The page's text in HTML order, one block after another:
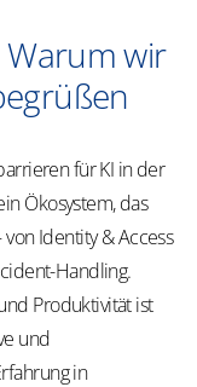
Warum wir
für KI in der
Ökosystem, das
Identity & Access
Handling.
Produktivität ist
und
in